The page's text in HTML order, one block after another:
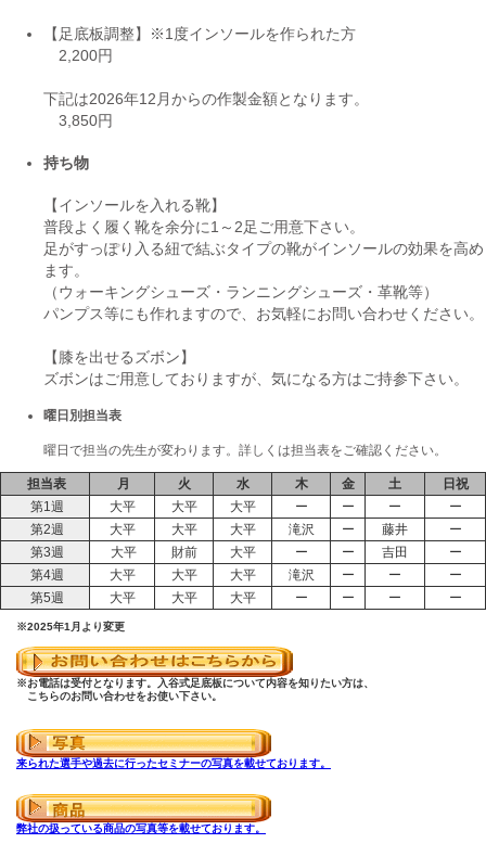
【足底板調整】※1度インソールを作られた方
2,200円
下記は2026年12月からの作製金額となります。
3,850円
持ち物
【インソールを入れる靴】
普段よく履く靴を余分に1～2足ご用意下さい。
足がすっぽり入る紐で結ぶタイプの靴がインソールの効果を高め
ます。
（ウォーキングシューズ・ランニングシューズ・革靴等）
パンプス等にも作れますので、お気軽にお問い合わせください。
【膝を出せるズボン】
ズボンはご用意しておりますが、気になる方はご持参下さい。
曜日別担当表
曜日で担当の先生が変わります。詳しくは担当表をご確認ください。
担当表 月 火 水 木 金 土
日祝
第1週
大平 大平 大平 ー ー ー
ー
第2週
大平 大平 大平 滝沢 ー 藤井
ー
第3週
大平 財前 大平 ー ー 吉田
ー
第4週
大平 大平 大平 滝沢 ー ー
ー
第5週
大平 大平 大平 ー ー ー ー
※2025年1月より変更
※お電話は受付となります。入谷式足底板について内容を知りたい方は、
こちらのお問い合わせをお使い下さい。
来られた選手や過去に行ったセミナーの写真を載せております。
弊社の扱っている商品の写真等を載せております。